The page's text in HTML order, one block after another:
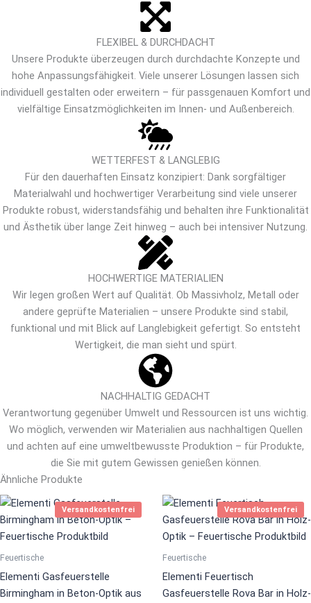
FLEXIBEL & DURCHDACHT
Unsere Produkte überzeugen durch durchdachte Konzepte und
hohe Anpassungsfähigkeit. Viele unserer Lösungen lassen sich
individuell gestalten oder erweitern – für passgenauen Komfort und
vielfältige Einsatzmöglichkeiten im Innen- und Außenbereich.
WETTERFEST & LANGLEBIG
Für den dauerhaften Einsatz konzipiert: Dank sorgfältiger
Materialwahl und hochwertiger Verarbeitung sind viele unserer
Produkte robust, widerstandsfähig und behalten ihre Funktionalität
und Ästhetik über lange Zeit hinweg – auch bei intensiver Nutzung.
HOCHWERTIGE MATERIALIEN
Wir legen großen Wert auf Qualität. Ob Massivholz, Metall oder
andere geprüfte Materialien – unsere Produkte sind stabil,
funktional und mit Blick auf Langlebigkeit gefertigt. So entsteht
Wertigkeit, die man sieht und spürt.
NACHHALTIG GEDACHT
Verantwortung gegenüber Umwelt und Ressourcen ist uns wichtig.
Wo möglich, verwenden wir Materialien aus nachhaltigen Quellen
und achten auf eine umweltbewusste Produktion – für Produkte,
die Sie mit gutem Gewissen genießen können.
Ähnliche Produkte
Versandkostenfrei
Feuertische
Elementi Gasfeuerstelle
Birmingham in Beton-Optik aus
Versandkostenfrei
Feuertische
Elementi Feuertisch
Gasfeuerstelle Rova Bar in Holz-